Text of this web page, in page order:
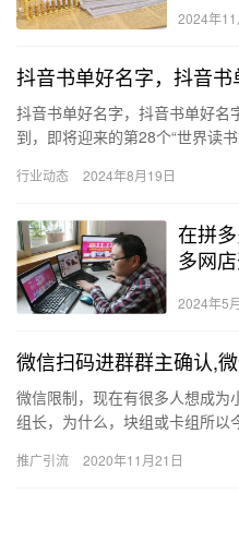
2024年11
抖音书单好名字，抖音书
抖音书单好名字，抖音书单好名
到，即将迎来的第28个“世界读
行业动态 2024年8月19日
在拼
多网
2024年5
微信扫码进群群主确认,
微信限制，现在有很多人想成为
组长，为什么，块组或卡组所以
给…
推广引流 2020年11月21日